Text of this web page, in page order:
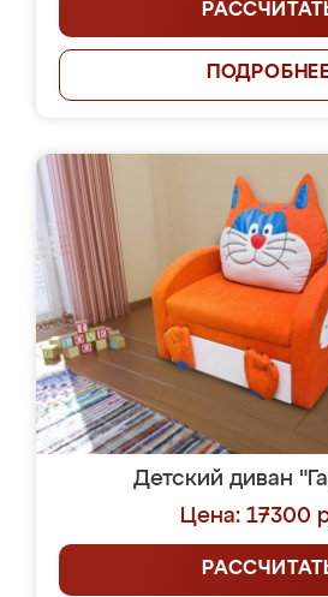
Детский диван
Цена: 17300